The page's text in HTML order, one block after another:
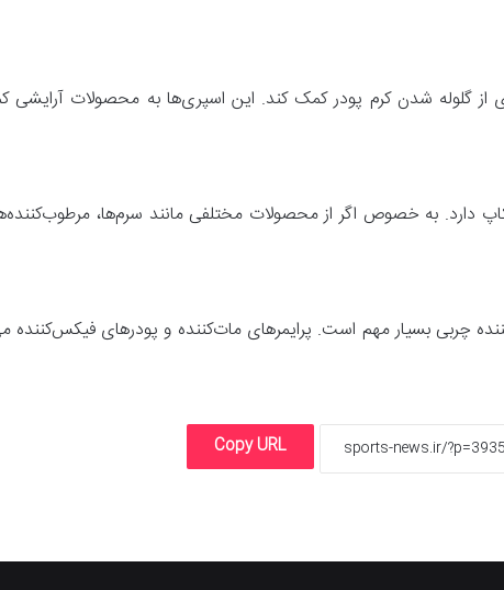
گلوله شدن کرم پودر کمک کند. این اسپری‌ها به محصولات
دارد. به خصوص اگر از محصولات مختلفی مانند سرم‌ها،
چربی بسیار مهم است. پرایمرهای مات‌کننده و پودرهای
Copy URL